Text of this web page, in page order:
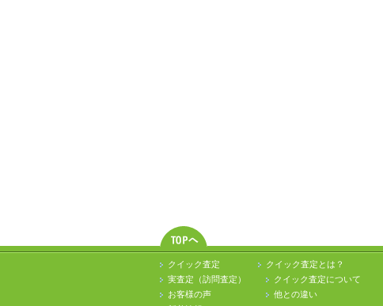
クイック査定
実査定（訪問査定）
お客様の声
クイック査定とは？
クイック査定について
他との違い